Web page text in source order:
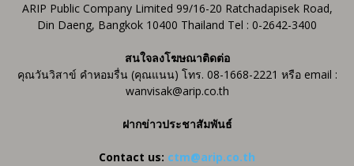
ARIP Public Company Limited 99/16-20 Ratchadapisek Road,
Din Daeng, Bangkok 10400 Thailand Tel : 0-2642-3400
สนใจลงโฆษณาติดต่อ
คุณวันวิสาข์ คำหอมรื่น (คุณแนน) โทร. 08-1668-2221 หรือ email :
wanvisak@arip.co.th
ฝากข่าวประชาสัมพันธ์
Contact us: ctm@arip.co.th